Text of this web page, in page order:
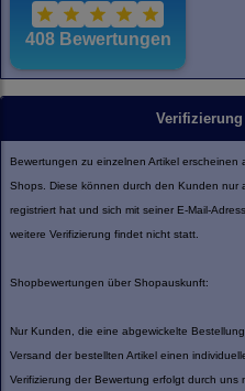
Bewertungen zu einzelnen Artikel
Shops. Diese können durch den Kunden nur
registriert hat und sich mit seiner E-Mail-
weitere Verifizierung findet nicht statt.
Shopbewertungen über Shopauskunft:
Nur Kunden, die eine abgewickelte
Versand der bestellten Artikel einen
Verifizierung der Bewertung erfolgt durch uns